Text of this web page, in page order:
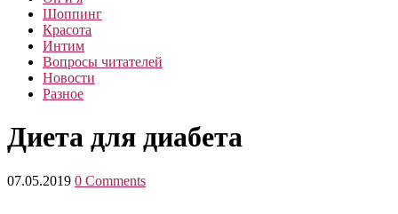
Шоппинг
Красота
Интим
Вопросы читателей
Новости
Разное
Диета для диабета
07.05.2019 0 Comments